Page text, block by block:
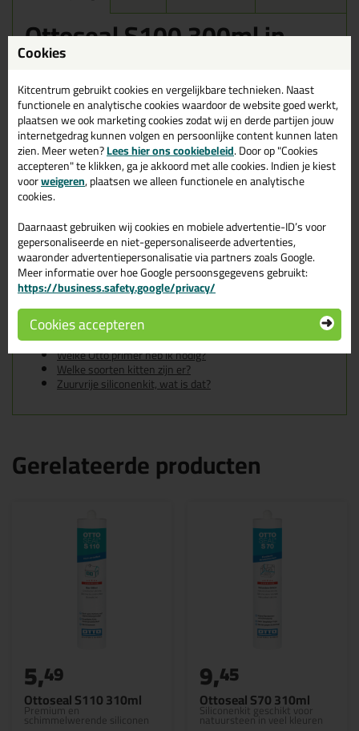
Ottoseal S100 300ml in
Pastelbeige C74 (NIET
MEER BESCHIKBAAR)
Zoek je kit in een specifieke kleur? Gevonden! Deze sanitairkit
Ottoseal S100 300ml in de kleur Pastelbeige C74 (NIET MEER
BESCHIKBAAR) is te gebruiken voor verschillende toepassingen.
Een duurzame en veelzijdige kit welke makkelijk te verwerken is.
Perfect als je een bijpassende kleur zoekt met gegarandeerd een
topresultaat. Bestel de Ottoseal S100 300ml in kleur Pastelbeige
C74 (NIET MEER BESCHIKBAAR) vandaag nog! Op voorraad en op
werkdagen besteld = morgen in huis.
Wil je meer weten over de toepassing en kenmerken van dit
product?Lees alles over dit product >
Tips & tricks voor Ottoseal S100
300ml
In de volgende blogs wordt dit product gebruikt:
De badkamer kitten? Lees hier hoe!
Welke Otto primer heb ik nodig?
Welke soorten kitten zijn er?
Zuurvrije siliconenkit, wat is dat?
Gerelateerde producten
Ottoseal S110 310ml
Premium en
schimmelwerende siliconen
5,49
Ottoseal S70 310ml
Siliconenkit geschikt voor
natuursteen in veel kleuren
9,45
Cookies
Kitcentrum gebruikt cookies en vergelijkbare technieken. Naast
functionele en analytische cookies waardoor de website goed werkt,
plaatsen we ook marketing cookies zodat wij en derde partijen jouw
internetgedrag kunnen volgen en persoonlijke content kunnen laten
zien. Meer weten?Lees hier ons cookiebeleid. Door op "Cookies
accepteren" te klikken, ga je akkoord met alle cookies. Indien je kiest
voorweigeren, plaatsen we alleen functionele en analytische
cookies.
Daarnaast gebruiken wij cookies en mobiele advertentie-ID’s voor
gepersonaliseerde en niet-gepersonaliseerde advertenties,
waaronder advertentiepersonalisatie via partners zoals Google.
Meer informatie over hoe Google persoonsgegevens gebruikt:
https://business.safety.google/privacy/
Cookies accepteren